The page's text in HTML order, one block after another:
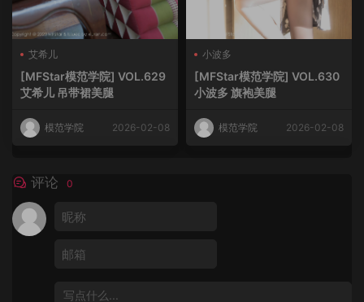
艾希儿
[MFStar模范学院] VOL.629
艾希儿 吊带裙美腿
模范学院 2026-02-08
小波多
[MFStar模范学院] VOL.630
小波多 旗袍美腿
模范学院 2026-02-08
评论 0